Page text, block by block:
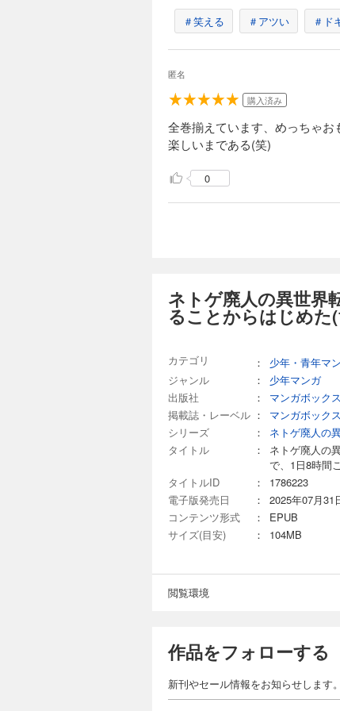
＃笑える ＃アツい ＃ド
匿名
購入済み
全巻揃えています、めっちゃ
楽しいまである(笑)
0
ネトゲ廃人の異世界
ることからはじめた
カテゴリ ：
少年・青年マ
ジャンル
：
少年マンガ
出版社
：
マンガボックス
掲載誌・レーベル ：
マンガボックス
シリーズ
：
ネトゲ廃人の
タイトル
：
ネトゲ廃人の
で、1日8時間
タイトルID
：
1786223
電子版発売日
：
2025年07月31
コンテンツ形式
：
EPUB
サイズ(目安)
： 104MB
閲覧環境
作品をフォローする
新刊やセール情報をお知らせします。